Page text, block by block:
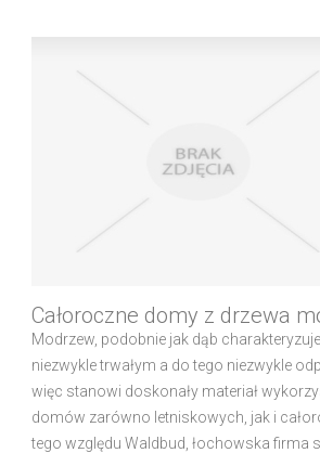
Całoroczne domy z drzewa
Modrzew, podobnie jak dąb
niezwykle trwałym a do tego niezwykle
więc stanowi doskonały materiał
domów zarówno letniskowych, jak i
tego względu Waldbud, łochowska firma